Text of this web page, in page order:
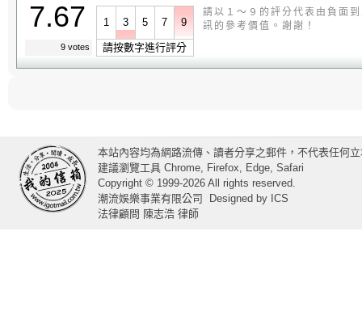
7.67
9 votes
1 3 5 7 9
請按數字進行評分
請以１～９的評分代表由負面
訊的參考價值。謝謝！
本站內容均為網路流傳、讀者分享之郵件，不代表任何
建議瀏覽工具 Chrome, Firefox, Edge, Safari
Copyright © 1999-2026 All rights reserved.
潮流娛樂事業有限公司
Designed by ICS
法律顧問 陳志浩 律師